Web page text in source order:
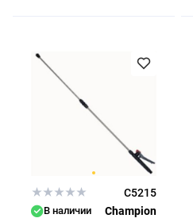
C5215
В наличии Champion